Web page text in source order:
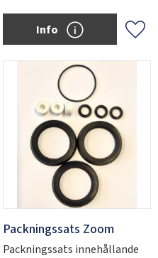
favorites Add
Info
Packningssats Zoom
Packningssats innehållande